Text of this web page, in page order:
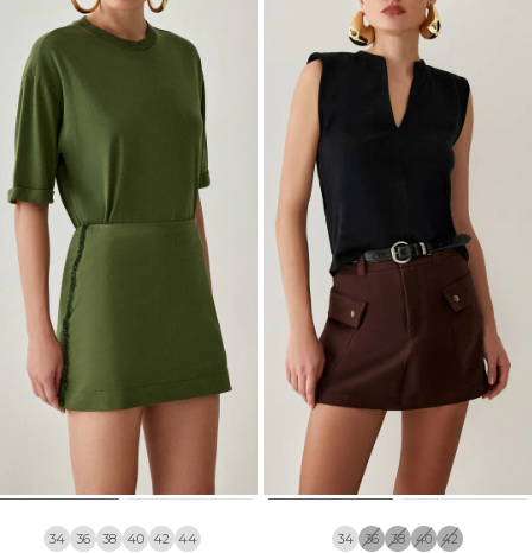
34 36 38 40 42 44 34 36 38 40 42